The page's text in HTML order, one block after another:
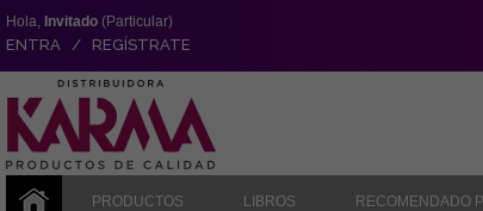
Hola, Invitado (Particular)
ENTRA / REGÍSTRATE
PRODUCTOS LIBROS RECOMENDADO